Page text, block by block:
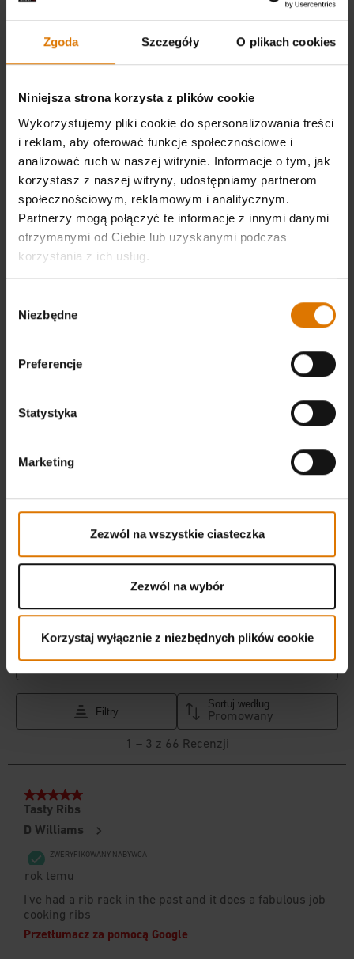
Zgoda Szczegóły O plikach cookies
Niniejsza strona korzysta z plików cookie
Wykorzystujemy pliki cookie do spersonalizowania treści
i reklam, aby oferować funkcje społecznościowe i
analizować ruch w naszej witrynie. Informacje o tym, jak
korzystasz z naszej witryny, udostępniamy partnerom
społecznościowym, reklamowym i analitycznym.
Partnerzy mogą połączyć te informacje z innymi danymi
otrzymanymi od Ciebie lub uzyskanymi podczas
korzystania z ich usług.
zgody
Niezbędne
Preferencje
Statystyka
Marketing
Zezwól na wszystkie ciasteczka
Zezwól na wybór
Korzystaj wyłącznie z niezbędnych plików cookie